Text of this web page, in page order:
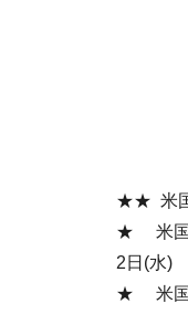
★★ 米国
★ 米国
2日(水)
★ 米国